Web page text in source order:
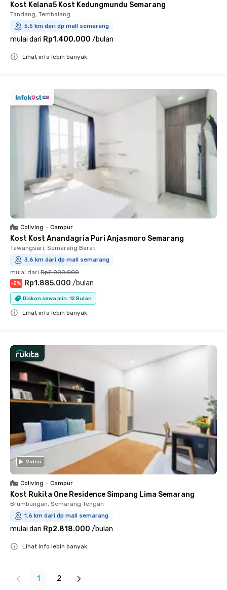
Kost Kelana5 Kost Kedungmundu Semarang
Tandang, Tembalang
5.5 km dari dp mall semarang
mulai dari Rp1.400.000 /bulan
Lihat info lebih banyak
Coliving • Campur
Kost Kost Anandagria Puri Anjasmoro Semarang
Tawangsari, Semarang Barat
3.6 km dari dp mall semarang
mulai dari Rp2.000.000
-5% Rp1.885.000 /bulan
Diskon sewa min. 12 Bulan
Lihat info lebih banyak
Video
Coliving • Campur
Kost Rukita One Residence Simpang Lima Semarang
Brumbungan, Semarang Tengah
1.6 km dari dp mall semarang
mulai dari Rp2.818.000 /bulan
Lihat info lebih banyak
1 2